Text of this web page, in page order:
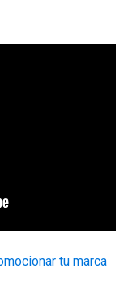
tu marca